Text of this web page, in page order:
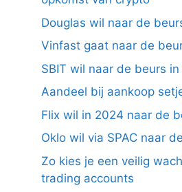
Douglas wil naar de
Vinfast gaat naar de
SBIT wil naar de beurs
Aandeel bij aankoop
Flix wil in 2024 naar de
Oklo wil via SPAC naar
Zo kies je een veilig
trading accounts